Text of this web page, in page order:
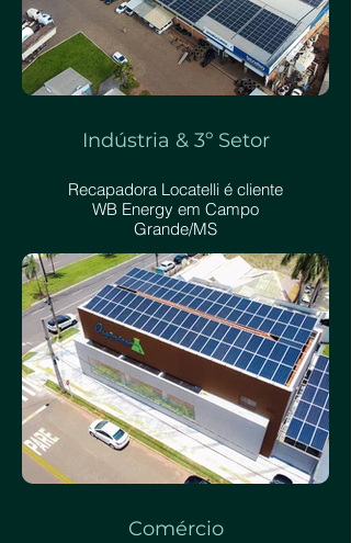
Indústria & 3º Setor
Recapadora Locatelli é cliente
WB Energy em Campo
Grande/MS
Comércio